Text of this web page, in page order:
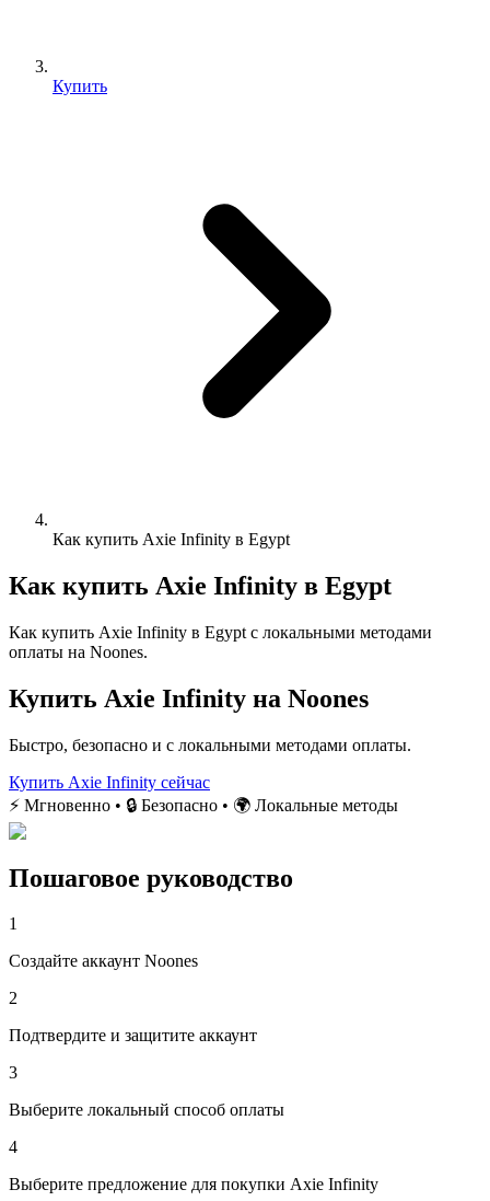
Купить
Как купить Axie Infinity в Egypt
Как купить Axie Infinity в Egypt
Как купить Axie Infinity в Egypt с локальными методами
оплаты на Noones.
Купить Axie Infinity на Noones
Быстро, безопасно и с локальными методами оплаты.
Купить Axie Infinity сейчас
⚡ Мгновенно • 🔒 Безопасно • 🌍 Локальные методы
Пошаговое руководство
1
Создайте аккаунт Noones
2
Подтвердите и защитите аккаунт
3
Выберите локальный способ оплаты
4
Выберите предложение для покупки Axie Infinity